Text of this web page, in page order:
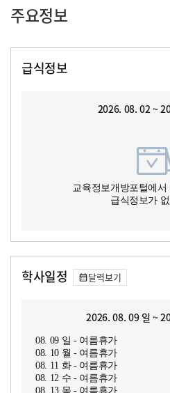
주요정보
급식정보
2026. 08. 02 ~
교육정보개방포털에
급식정보가
학사일정 달력보기
2026. 08. 09 일 ~
08. 09 일 - 여름휴가
08. 10 월 - 여름휴가
08. 11 화 - 여름휴가
08. 12 수 - 여름휴가